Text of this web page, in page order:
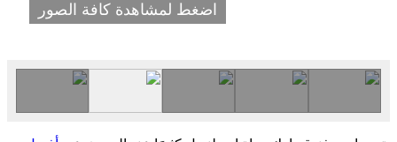
اضغط لمشاهدة كافة الصور